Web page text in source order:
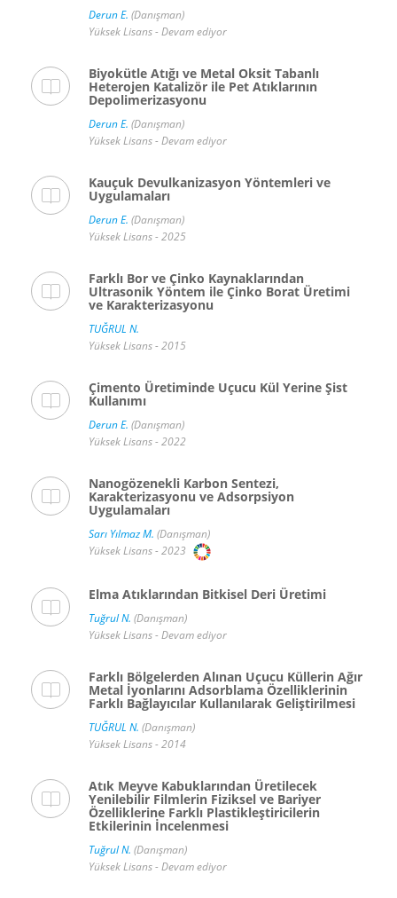
Derun E. (Danışman)
Yüksek Lisans - Devam ediyor
Biyokütle Atığı ve Metal Oksit Tabanlı
Heterojen Katalizör ile Pet Atıklarının
Depolimerizasyonu
Derun E. (Danışman)
Yüksek Lisans - Devam ediyor
Kauçuk Devulkanizasyon Yöntemleri ve
Uygulamaları
Derun E. (Danışman)
Yüksek Lisans - 2025
Farklı Bor ve Çinko Kaynaklarından
Ultrasonik Yöntem ile Çinko Borat Üretimi
ve Karakterizasyonu
TUĞRUL N.
Yüksek Lisans - 2015
Çimento Üretiminde Uçucu Kül Yerine Şist
Kullanımı
Derun E. (Danışman)
Yüksek Lisans - 2022
Nanogözenekli Karbon Sentezi,
Karakterizasyonu ve Adsorpsiyon
Uygulamaları
Sarı Yılmaz M. (Danışman)
Yüksek Lisans - 2023
Elma Atıklarından Bitkisel Deri Üretimi
Tuğrul N. (Danışman)
Yüksek Lisans - Devam ediyor
Farklı Bölgelerden Alınan Uçucu Küllerin Ağır
Metal İyonlarını Adsorblama Özelliklerinin
Farklı Bağlayıcılar Kullanılarak Geliştirilmesi
TUĞRUL N. (Danışman)
Yüksek Lisans - 2014
Atık Meyve Kabuklarından Üretilecek
Yenilebilir Filmlerin Fiziksel ve Bariyer
Özelliklerine Farklı Plastikleştiricilerin
Etkilerinin İncelenmesi
Tuğrul N. (Danışman)
Yüksek Lisans - Devam ediyor